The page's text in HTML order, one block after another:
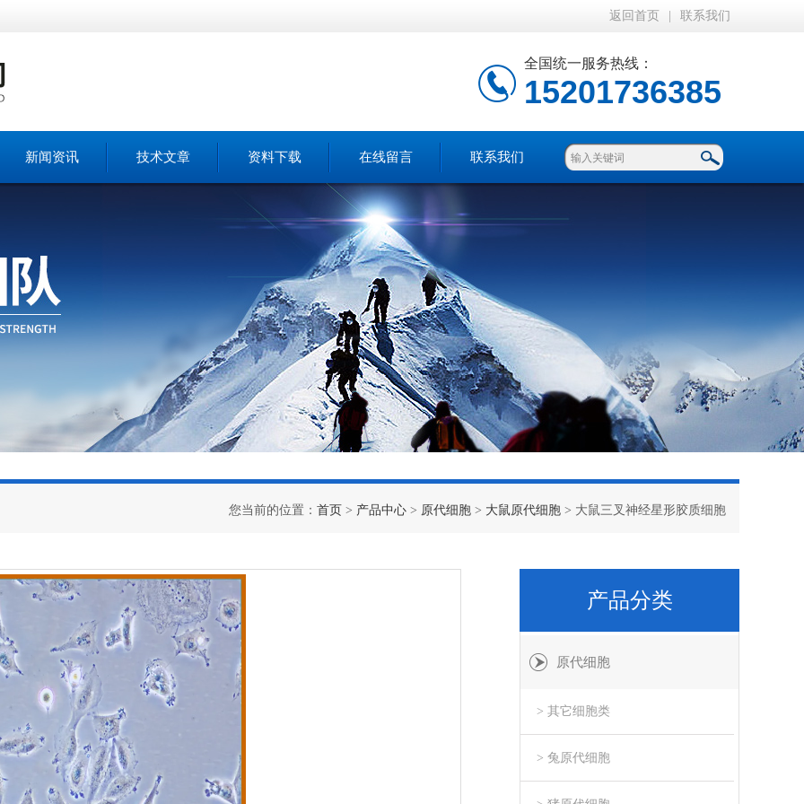
返回首页 联系我们
全国统一服务热线：
15201736385
新闻资讯 技术文章 资料下载 在线留言 联系我们
您当前的位置： 首页 > 产品中心 > 原代细胞 > 大鼠原代细胞 > 大鼠三叉神经星形胶质细胞
产品分类
原代细胞
> 其它细胞类
> 兔原代细胞